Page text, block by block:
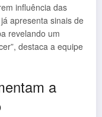
influência das
apresenta sinais de
revelando um
destaca a equipe
a